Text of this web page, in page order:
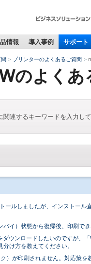
情報 導入事例 サポート
プリンターのよくあるご質問
のよくあ
関連するキーワードを入力し
ールしましたが、インストール
イ）状態から復帰後、印刷で
ウンロードしたいのですが
け方を教えてください。
）が印刷されません。対応策を